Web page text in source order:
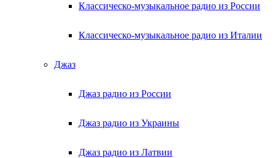
Классическо-музыкальное радио из России
Классическо-музыкальное радио из Италии
Джаз
Джаз радио из России
Джаз радио из Украины
Джаз радио из Латвии